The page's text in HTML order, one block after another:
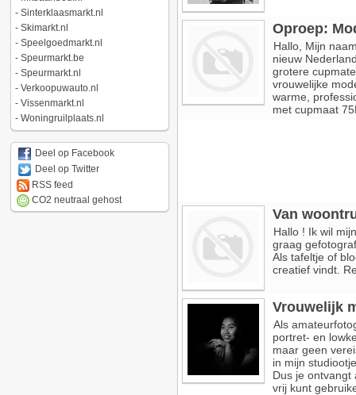
- Sinterklaasmarkt.nl
- Skimarkt.nl
- Speelgoedmarkt.nl
- Speurmarkt.be
- Speurmarkt.nl
- Verkoopuwauto.nl
- Vissenmarkt.nl
- Woningruilplaats.nl
Deel op Facebook
Deel op Twitter
RSS feed
CO2 neutraal gehost
Oproep:
Hallo, Mijn
nieuw
grotere
vrouwelijke
warme,
met cupmaat
Van
Hallo ! Ik wil
graag
Als tafeltje of
creatief vindt.
Vrouwelijk
Als
portret- en
maar geen
in mijn
Dus je ontvangt
vrij kunt